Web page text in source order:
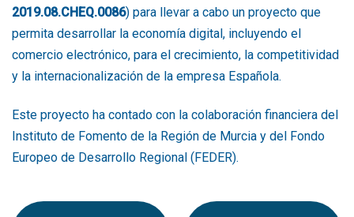
2019.08.CHEQ.0086) para llevar a cabo un proyecto que
permita desarrollar la economía digital, incluyendo el
comercio electrónico, para el crecimiento, la competitividad
y la internacionalización de la empresa Española.
Este proyecto ha contado con la colaboración financiera del
Instituto de Fomento de la Región de Murcia y del Fondo
Europeo de Desarrollo Regional (FEDER).